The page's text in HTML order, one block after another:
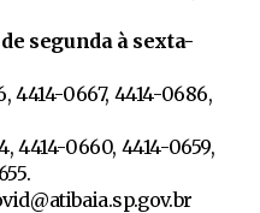
segunda à sexta-
4414-0667, 4414-0686,
4414-0660, 4414-0659,